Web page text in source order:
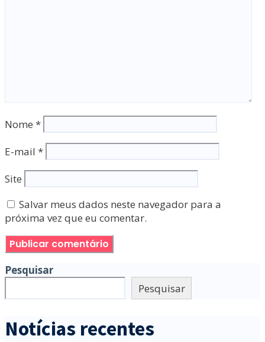
Nome *
E-mail *
Site
Salvar meus dados neste navegador para a
próxima vez que eu comentar.
Pesquisar
Pesquisar
Notícias recentes